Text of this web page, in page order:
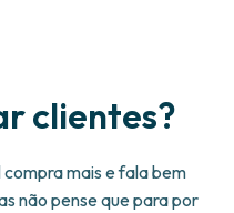
clientes?
mais e fala bem
não pense que para por